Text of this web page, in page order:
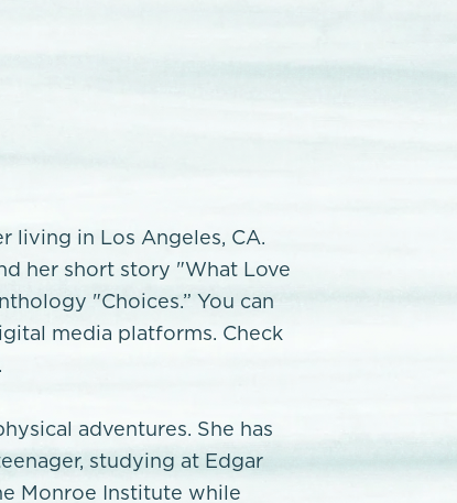
living in Los Angeles, CA.
her short story "What Love
"Choices.” You can
media platforms. Check
adventures. She has
studying at Edgar
Monroe Institute while